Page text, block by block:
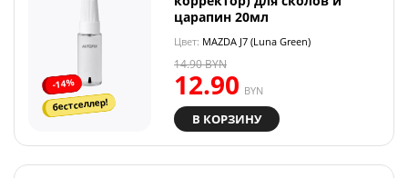
-14%
бестселлер!
царапин 20мл
Цвет: MAZDA J7 (Luna Green)
12.90 BYN
14.90BYN
В КОРЗИНУ